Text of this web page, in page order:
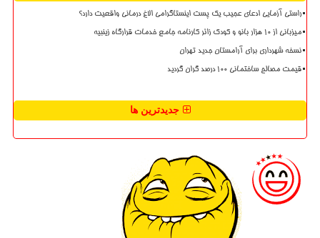
راستی آزمایی ادعای عجیب یک پست اینستاگرامی الاغ درمانی واقعیت دارد؟
میزبانی از ۱۰ هزار بانو و کودک زائر کارنامه جامع خدمات قرارگاه زینبیه
نسخه شهرداری برای آرامستان جدید تهران
قیمت مصالح ساختمانی ۱۰۰ درصد گران گردید
جدیدترین ها